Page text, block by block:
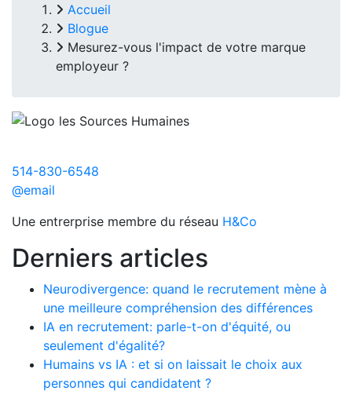
Accueil
Blogue
Mesurez-vous l'impact de votre marque
employeur ?
514-830-6548
@email
Une entrerprise membre du réseau H&Co
Derniers articles
Neurodivergence: quand le recrutement mène à
une meilleure compréhension des différences
IA en recrutement: parle-t-on d'équité, ou
seulement d'égalité?
Humains vs IA : et si on laissait le choix aux
personnes qui candidatent ?